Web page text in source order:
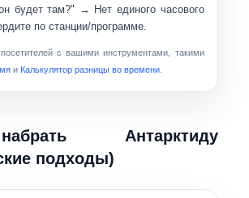
будет там?" → Нет единого часового
по станции/программе.
с вашими инструментами, такими
и Калькулятор разницы во времени
Антарктиду
подходы)